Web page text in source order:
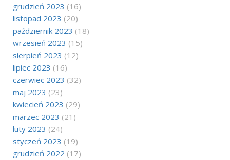
grudzień 2023 (16)
listopad 2023 (20)
październik 2023 (18)
wrzesień 2023 (15)
sierpień 2023 (12)
lipiec 2023 (16)
czerwiec 2023 (32)
maj 2023 (23)
kwiecień 2023 (29)
marzec 2023 (21)
luty 2023 (24)
styczeń 2023 (19)
grudzień 2022 (17)